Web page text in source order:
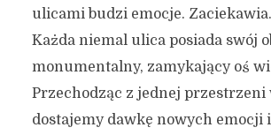
ulicami budzi emocje.
Każda niemal ulica posiada swój
monumentalny, zamykający oś
Przechodząc z jednej przestrzeni
dostajemy dawkę nowych emocji